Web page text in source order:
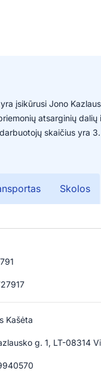
įsikūrusi Jono
atsarginių
skaičius yra
Skolos
Kašėta
g. 1, LT-08314